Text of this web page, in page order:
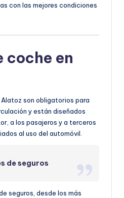
con las mejores condiciones
coche en
son obligatorios para
y están diseñados
a los pasajeros y a terceros
al uso del automóvil.
de seguros
seguros, desde los más